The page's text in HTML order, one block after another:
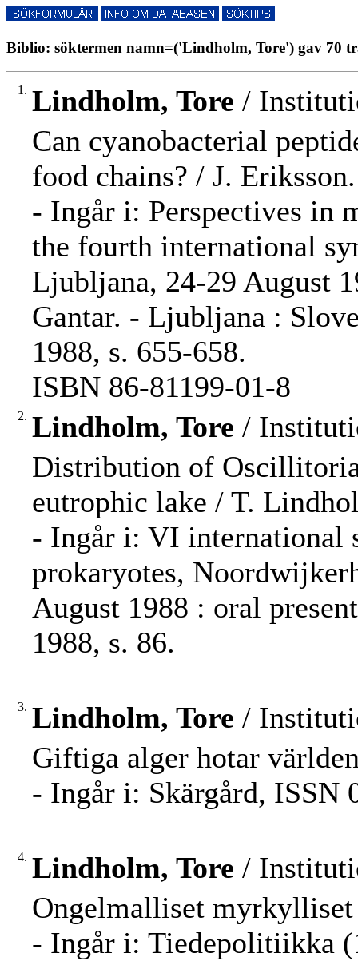
Biblio: söktermen namn=('Lindholm, Tore') gav 70
1. Lindholm, Tore /
Can cyanobacterial
food chains? / J. Eriksson.
- Ingår i: Perspectives in
the fourth international
Ljubljana, 24-29 August
Gantar. - Ljubljana :
1988, s. 655-658.
ISBN 86-81199-01-8
2. Lindholm, Tore /
Distribution of
eutrophic lake / T.
- Ingår i: VI international
prokaryotes,
August 1988 : oral
1988, s. 86.
3. Lindholm, Tore /
Giftiga alger hotar
- Ingår i: Skärgård, ISSN
4. Lindholm, Tore /
Ongelmalliset
- Ingår i: Tiedepolitiikka